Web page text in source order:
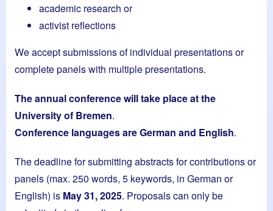
academic research or
activist reflections
We accept submissions of individual presentations or
complete panels with multiple presentations.
The annual conference will take place at the
University of Bremen.
Conference languages are German and English.
The deadline for submitting abstracts for contributions or
panels (max. 250 words, 5 keywords, in German or
English) is May 31, 2025. Proposals can only be